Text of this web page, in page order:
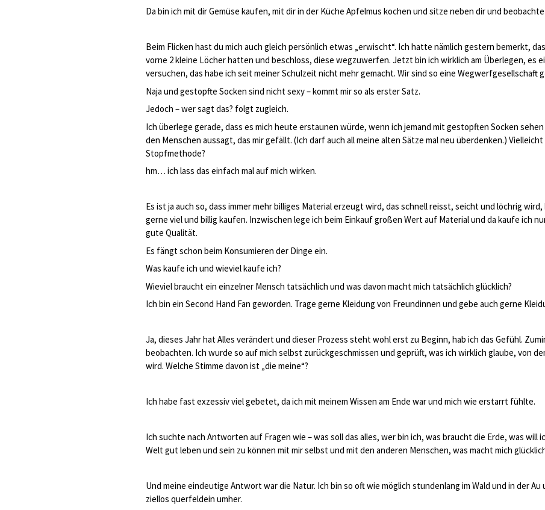
Da bin ich mit dir Gemüse kaufen, mit dir in der Küche Apfelmus kochen und sitze neben dir und
Beim Flicken hast du mich auch gleich persönlich etwas „erwischt“. Ich hatte nämlich gestern bemerkt,
vorne 2 kleine Löcher hatten und beschloss, diese wegzuwerfen. Jetzt bin ich wirklich am Überlegen, es
versuchen, das habe ich seit meiner Schulzeit nicht mehr gemacht. Wir sind so eine Wegwerfgesellschaft
Naja und gestopfte Socken sind nicht sexy – kommt mir so als erster Satz.
Jedoch – wer sagt das? folgt zugleich.
Ich überlege gerade, dass es mich heute erstaunen würde, wenn ich jemand mit gestopften Socken
den Menschen aussagt, das mir gefällt. (Ich darf auch all meine alten Sätze mal neu überdenken.)
Stopfmethode?
hm… ich lass das einfach mal auf mich wirken.
Es ist ja auch so, dass immer mehr billiges Material erzeugt wird, das schnell reisst, seicht und löchrig
gerne viel und billig kaufen. Inzwischen lege ich beim Einkauf großen Wert auf Material und da kaufe ich
gute Qualität.
Es fängt schon beim Konsumieren der Dinge ein.
Was kaufe ich und wieviel kaufe ich?
Wieviel braucht ein einzelner Mensch tatsächlich und was davon macht mich tatsächlich glücklich?
Ich bin ein Second Hand Fan geworden. Trage gerne Kleidung von Freundinnen und gebe auch gerne
Ja, dieses Jahr hat Alles verändert und dieser Prozess steht wohl erst zu Beginn, hab ich das Gefühl.
beobachten. Ich wurde so auf mich selbst zurückgeschmissen und geprüft, was ich wirklich glaube, von
wird. Welche Stimme davon ist „die meine“?
Ich habe fast exzessiv viel gebetet, da ich mit meinem Wissen am Ende war und mich wie erstarrt fühlte.
Ich suchte nach Antworten auf Fragen wie – was soll das alles, wer bin ich, was braucht die Erde, was will
Welt gut leben und sein zu können mit mir selbst und mit den anderen Menschen, was macht mich
Und meine eindeutige Antwort war die Natur. Ich bin so oft wie möglich stundenlang im Wald und in der
ziellos querfeldein umher.